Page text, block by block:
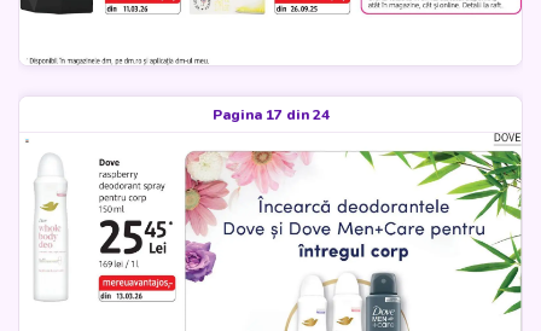
Pagina 17 din 24